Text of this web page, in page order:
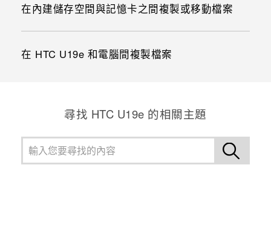
在內建儲存空間與記憶卡之間複製或移動檔案
在 HTC U19e‍ 和電腦間複製檔案
尋找 HTC U19e 的相關主題